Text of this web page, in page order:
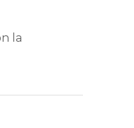
la